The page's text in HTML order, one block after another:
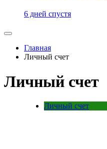
6 дней спустя
Главная
Личный счет
Личный счет
Личный счет